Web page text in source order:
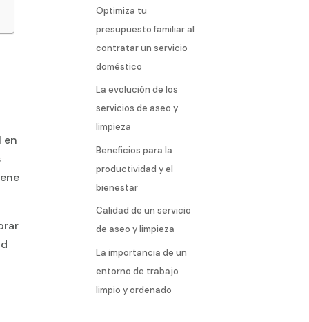
en
Optimiza tu
presupuesto familiar al
contratar un servicio
doméstico
La evolución de los
servicios de aseo y
limpieza
Beneficios para la
productividad y el
bienestar
Calidad de un servicio
de aseo y limpieza
La importancia de un
entorno de trabajo
limpio y ordenado